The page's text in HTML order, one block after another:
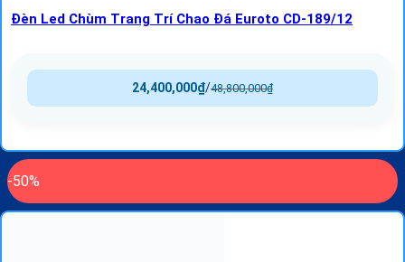
Đèn Led Chùm Trang Trí Chao Đá Euroto CD-189/12
48,800,000₫
/
24,400,000₫
-50%